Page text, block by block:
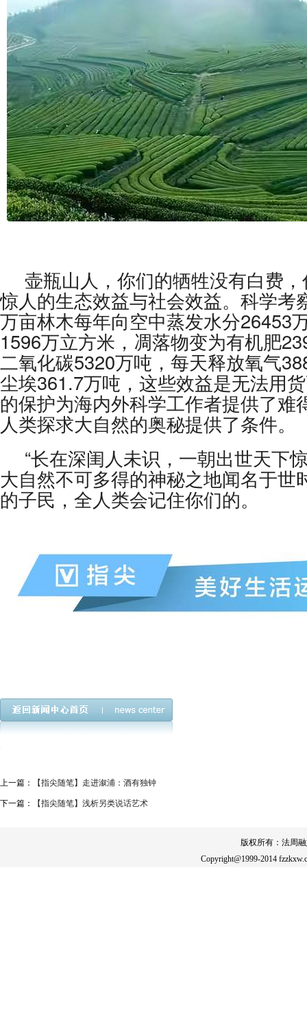
壶瓶山人，你们的牺牲没有白费
惊人的生态效益与社会效益。科学考
万亩林木每年向空中蒸发水分26453
1596万立方米，凋落物变为有机肥
二氧化碳5320万吨，每天释放氧气
尘埃361.7万吨，这些效益是无法用
的保护为海内外科学工作者提供了难
人类探求大自然的奥秘提供了条件。
“长在深闺人未识，一朝出世天下
大自然不可多得的神秘之地闻名于世
的子民，全人类会记住你们的。
上一篇： 【指尖随笔】走进溆浦：酒有独钟
下一篇： 【指尖随笔】浅析另类说话艺术
版权所有：法周
Copyright@1999-2014